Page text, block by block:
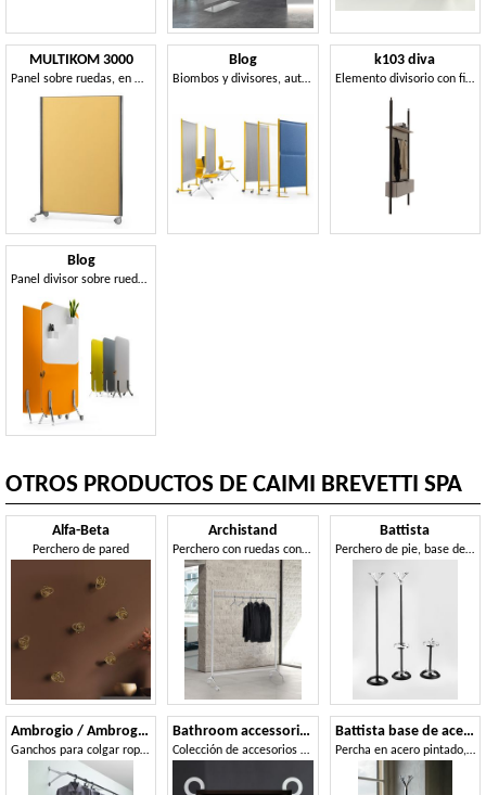
MULTIKOM 3000
Panel sobre ruedas, en madera contrachapada y acero pintado
Blog
Biombos y divisores, autoportantes o sobre ruedas
k103 diva
Elemento divisorio con fijación al techo.
Blog
Panel divisor sobre ruedas, con pizarra.
OTROS PRODUCTOS DE CAIMI BREVETTI SPA
Alfa-Beta
Perchero de pared
Ambrogio / Ambrogino
Ganchos para colgar ropa en acero cromado y aluminio pulido
Archistand
Perchero con ruedas con estructura de acero barnizada
Bathroom accessories
Colección de accesorios de baño metálicos.
Battista
Perchero de pie, base de hierro fundido, aluminio y marco de acero
Battista base de acero
Percha en acero pintado, disponible en varios colores